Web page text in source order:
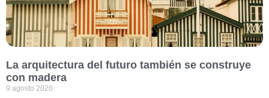
La arquitectura del futuro también se construye
con madera
9 agosto 2026